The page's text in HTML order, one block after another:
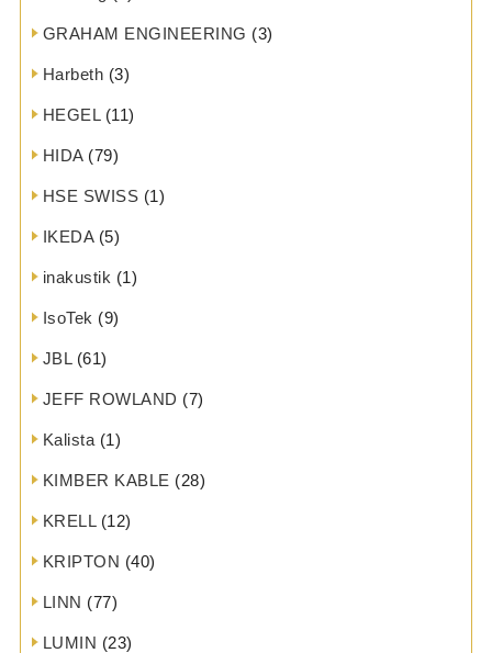
GRAHAM ENGINEERING (3)
Harbeth (3)
HEGEL(11)
HIDA(79)
HSE SWISS (1)
IKEDA(5)
inakustik (1)
IsoTek (9)
JBL(61)
JEFF ROWLAND (7)
Kalista (1)
KIMBER KABLE (28)
KRELL(12)
KRIPTON (40)
LINN (77)
LUMIN (23)